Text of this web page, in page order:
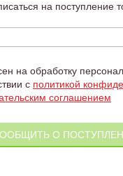
на поступление
на обработку
с политикой
соглашением